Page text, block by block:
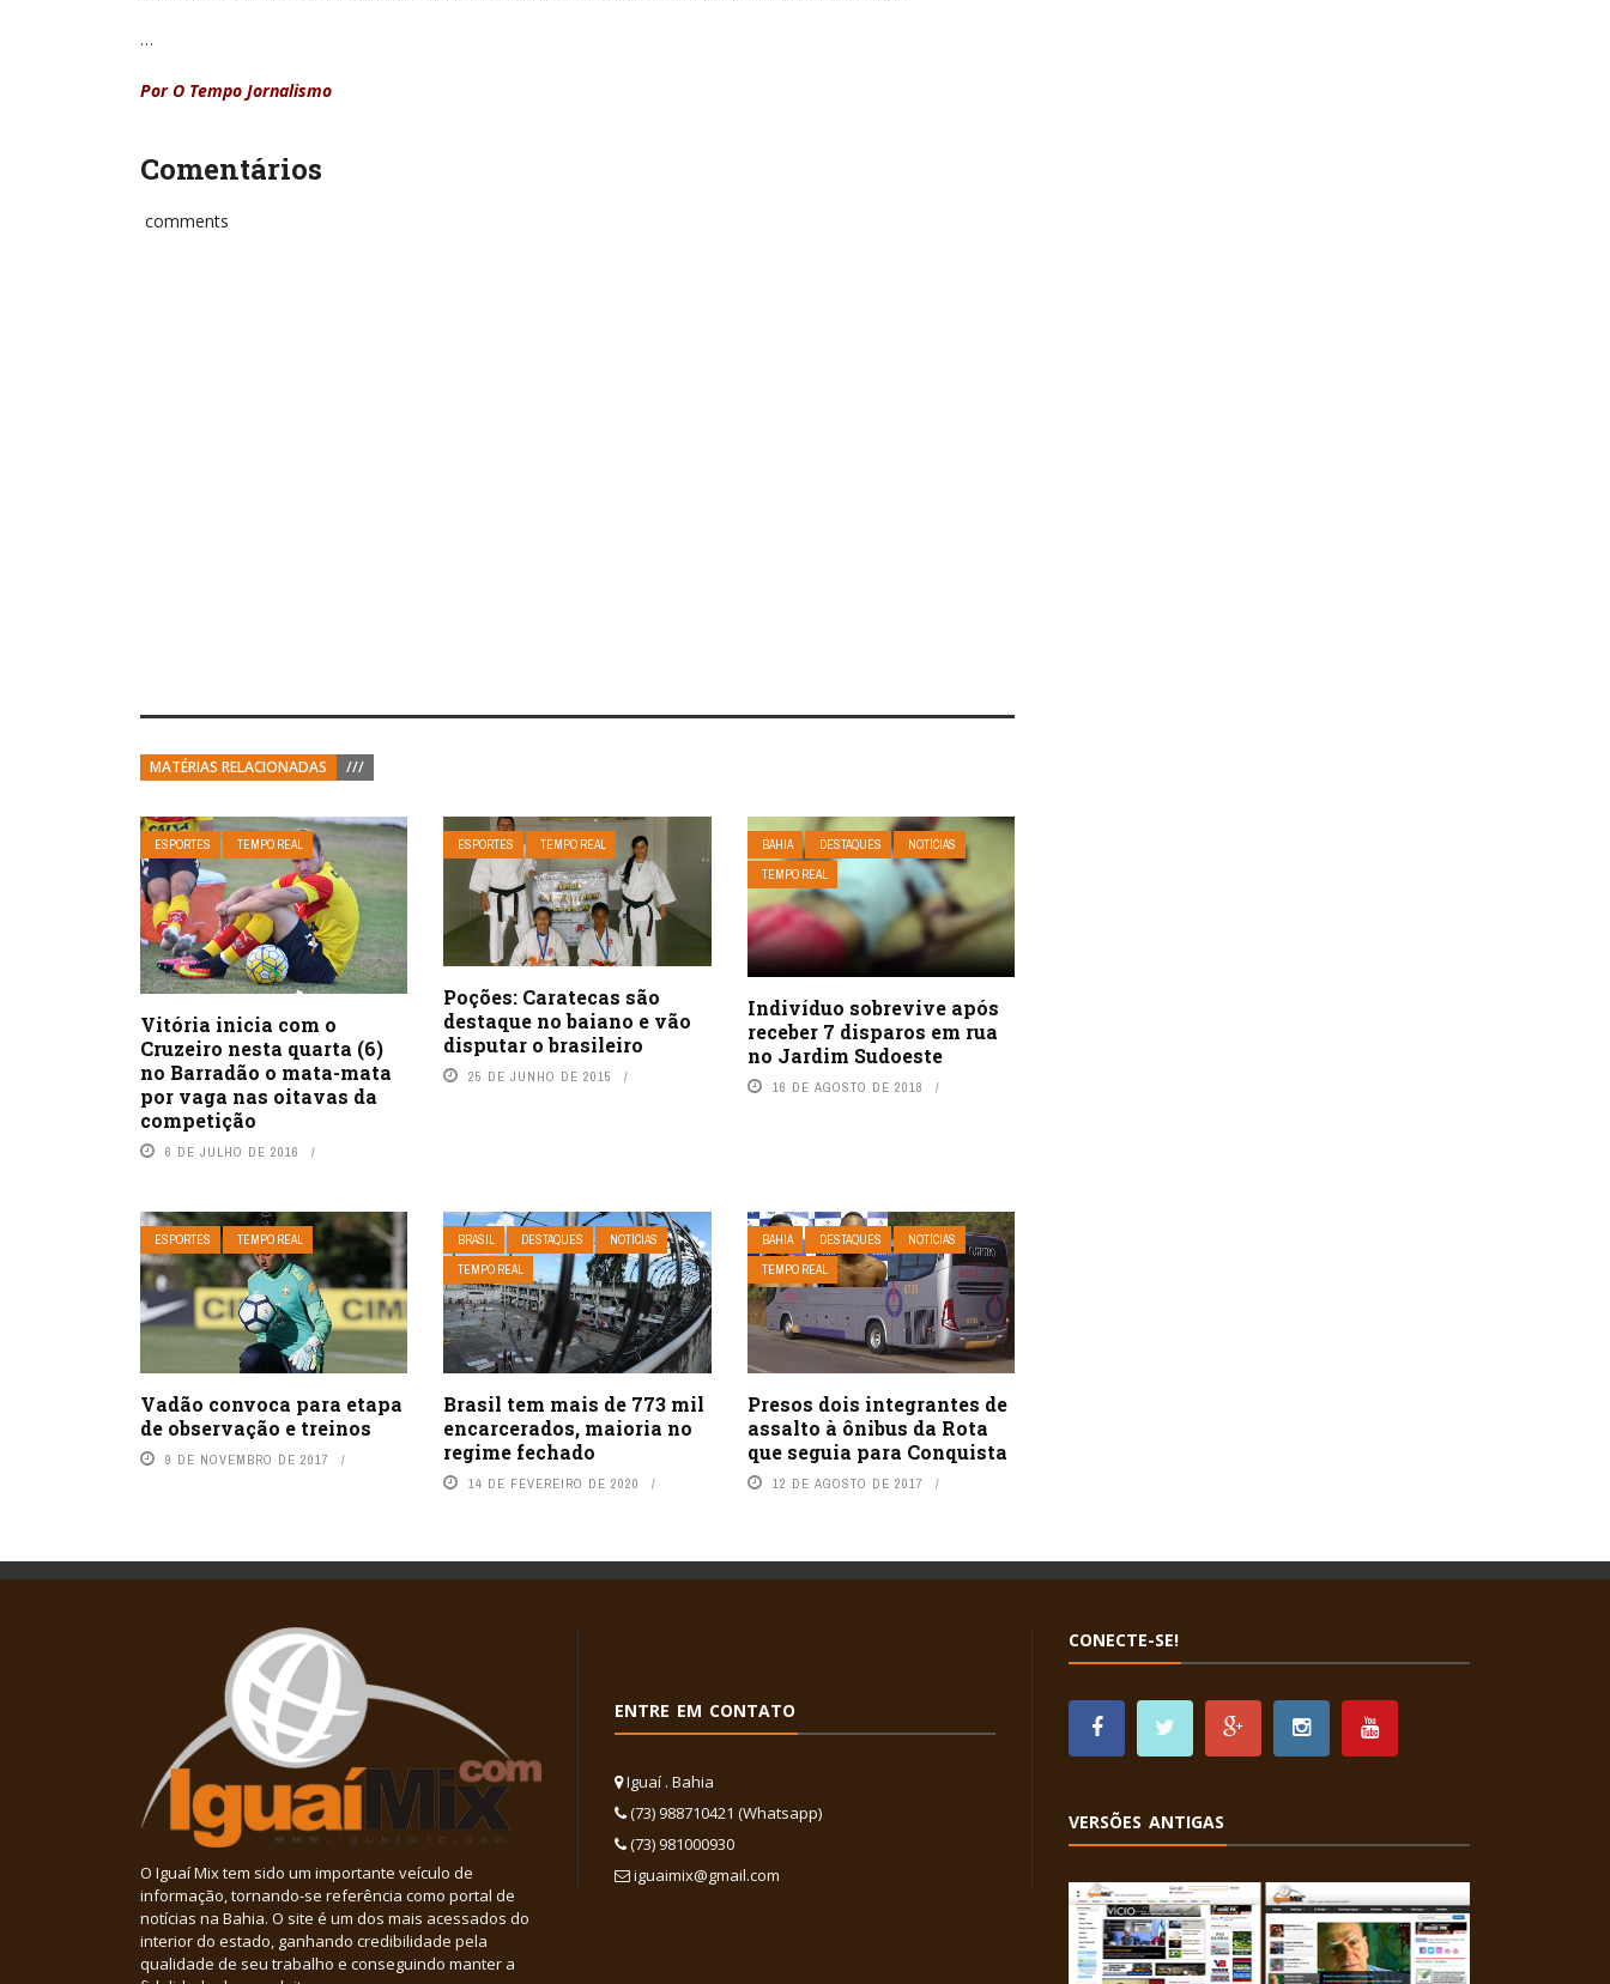
…
Por O Tempo Jornalismo
Comentários
comments
MATÉRIAS RELACIONADAS ///
ESPORTES TEMPO REAL
Vitória inicia com o
Cruzeiro nesta quarta (6)
no Barradão o mata-mata
por vaga nas oitavas da
competição
6 DE JULHO DE 2016
ESPORTES TEMPO REAL
Poções: Caratecas são
destaque no baiano e vão
disputar o brasileiro
25 DE JUNHO DE 2015
BAHIA DESTAQUES
NOTÍCIAS
TEMPO REAL
Indivíduo sobrevive após
receber 7 disparos em rua
no Jardim Sudoeste
16 DE AGOSTO DE 2018
ESPORTES TEMPO REAL
Vadão convoca para etapa
de observação e treinos
9 DE NOVEMBRO DE 2017
BRASIL DESTAQUES
NOTÍCIAS
TEMPO REAL
Brasil tem mais de 773 mil
encarcerados, maioria no
regime fechado
14 DE FEVEREIRO DE 2020
BAHIA DESTAQUES
NOTÍCIAS
TEMPO REAL
Presos dois integrantes de
assalto à ônibus da Rota
que seguia para Conquista
12 DE AGOSTO DE 2017
O Iguaí Mix tem sido um importante veículo de
informação, tornando-se referência como portal de
notícias na Bahia. O site é um dos mais acessados do
interior do estado, ganhando credibilidade pela
qualidade de seu trabalho e conseguindo manter a
ENTRE EM CONTATO
Iguaí . Bahia
(73) 988710421 (Whatsapp)
(73) 981000930
iguaimix@gmail.com
CONECTE-SE!
VERSÕES ANTIGAS